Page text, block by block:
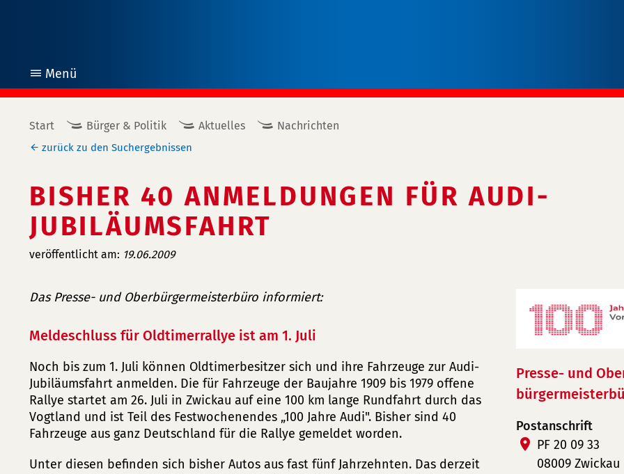
Menü
öffnen
Start Bürger & Politik Aktuelles Nachrichten
zurück zu den Suchergebnissen
BISHER 40 ANMELDUNGEN FÜR AUDI-
JUBILÄUMSFAHRT
veröffentlicht am: 19.06.2009
Das Presse- und Oberbürgermeisterbüro informiert:
Meldeschluss für Oldtimerrallye ist am 1. Juli
Noch bis zum 1. Juli können Oldtimerbesitzer sich und ihre Fahrzeuge zur Audi-
Jubiläumsfahrt anmelden. Die für Fahrzeuge der Baujahre 1909 bis 1979 offene
Rallye startet am 26. Juli in Zwickau auf eine 100 km lange Rundfahrt durch das
Vogtland und ist Teil des Festwochenendes „100 Jahre Audi". Bisher sind 40
Fahrzeuge aus ganz Deutschland für die Rallye gemeldet worden.
Unter diesen befinden sich bisher Autos aus fast fünf Jahrzehnten. Das derzeit
Presse- und
Postanschrift
PF 20 09 33
08009 Zwickau